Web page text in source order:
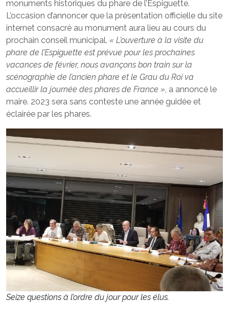
monuments historiques du phare de l’Espiguette.
L’occasion d’annoncer que la présentation officielle du site
internet consacré au monument aura lieu au cours du
prochain conseil municipal. « L’ouverture à la visite du
phare de l’Espiguette est prévue pour les prochaines
vacances de février, nous avançons bon train sur la
scénographie de l’ancien phare et le Grau du Roi va
accueillir la journée des phares de France », a annoncé le
maire. 2023 sera sans conteste une année guidée et
éclairée par les phares.
Seize questions à l’ordre du jour pour les élus.